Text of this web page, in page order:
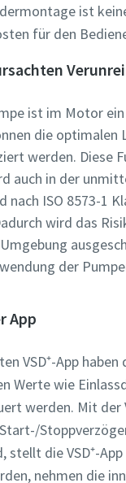
ist
für den
ist im Motor
die optimalen
werden. Diese
auch in der
nach ISO 8573-
wird das
der
App
VSD⁺-App
Werte wie
werden. Mit der
die VSD⁺-
nehmen die
Frage
Ich
Ich bin
Vacuum
Frage
Ich
Ich bin
Vacuum
Frage
Ich
Ich bin
Vacuum